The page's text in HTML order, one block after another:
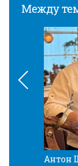
Между
Антон